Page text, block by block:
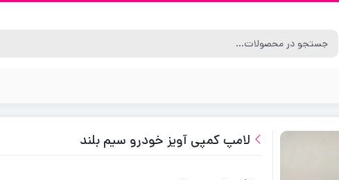
لامپ کمپی آویز خودرو سیم بلند